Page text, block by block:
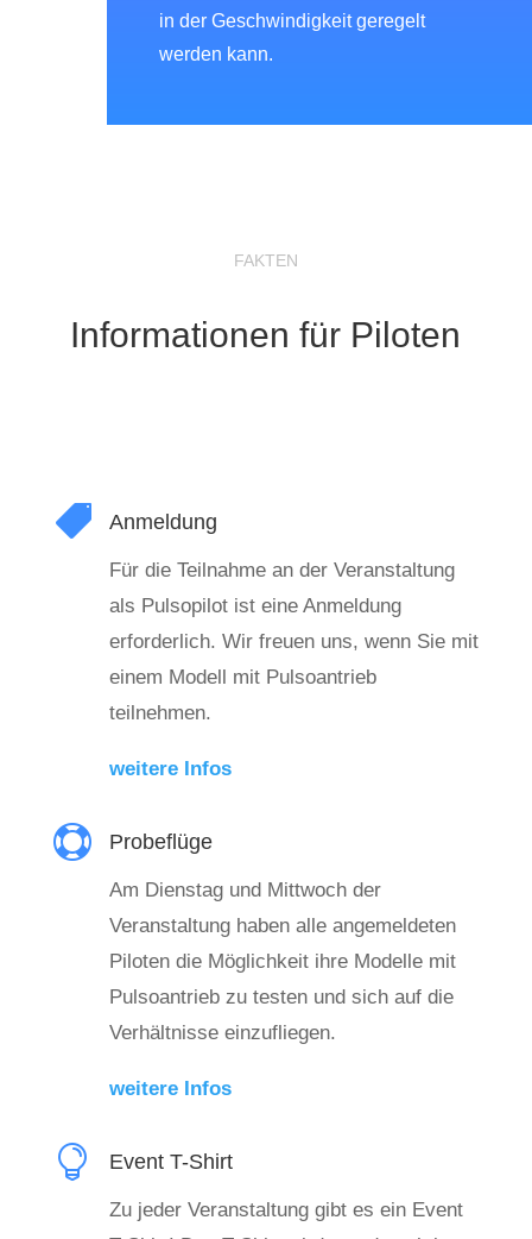
in der Geschwindigkeit geregelt
werden kann.
FAKTEN
Informationen für Piloten
 Anmeldung
Für die Teilnahme an der Veranstaltung
als Pulsopilot ist eine Anmeldung
erforderlich. Wir freuen uns, wenn Sie mit
einem Modell mit Pulsoantrieb
teilnehmen.
weitere Infos
 Probeflüge
Am Dienstag und Mittwoch der
Veranstaltung haben alle angemeldeten
Piloten die Möglichkeit ihre Modelle mit
Pulsoantrieb zu testen und sich auf die
Verhältnisse einzufliegen.
weitere Infos
 Event T-Shirt
Zu jeder Veranstaltung gibt es ein Event